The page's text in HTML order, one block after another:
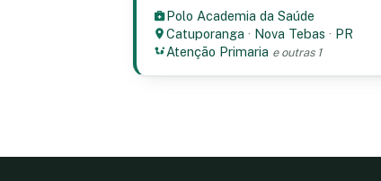
Polo Academia da Saúde
Catuporanga · Nova Tebas · PR
Atenção Primaria e outras 1